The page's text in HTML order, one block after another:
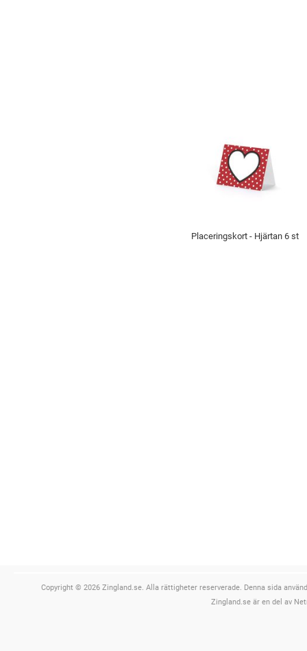
Placeringskort - Hjärtan 6 st
Copyright © 2026 Zingland.se. Alla rättigheter reserverade. Denna sida
Zingland.se är en del av